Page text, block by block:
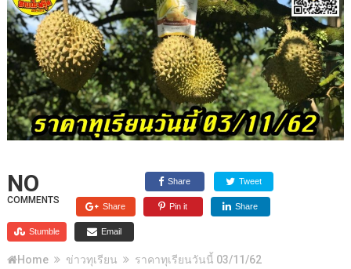
NO
COMMENTS
Share Tweet
Share Pin it Share
Stumble Email
Home ข่าวทุเรียน ราคาทุเรียนวันนี้ 03/11/62